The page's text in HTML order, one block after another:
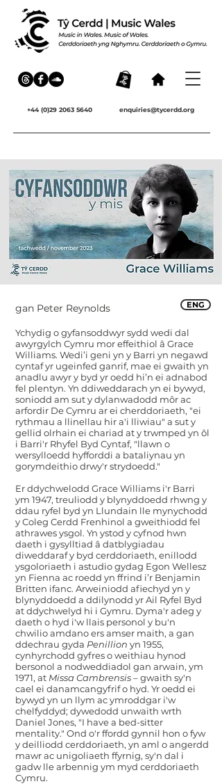
+44 (0)29 2063 5640 enquiries@tycerdd.org
gan Peter Reynolds
Ychydig o gyfansoddwyr sydd wedi dal
awyrgylch Cymru mor effeithiol â Grace
Williams. Wedi’i geni yn y Barri yn negawd
cyntaf yr ugeinfed ganrif, mae ei gwaith yn
anadlu awyr y byd yr oedd hi’n ei adnabod
fel plentyn. Yn ddiweddarach yn ei bywyd,
soniodd am sut y dylanwadodd môr ac
arfordir De Cymru ar ei cherddoriaeth, "ei
rythmau a llinellau hira'i lliwiau" a sut y
gellid olrhain ei chariad at y trwmped yn ôl
i Barri'r Rhyfel Byd Cyntaf, "llawn o
wersylloedd hyfforddi a bataliynau yn
gorymdeithio drwy'r strydoedd."
Er ddychwelodd Grace Williams i'r Barri
ym 1947, treuliodd y blynyddoedd rhwng y
ddau ryfel byd yn Llundain lle mynychodd
y Coleg Cerdd Frenhinol a gweithiodd fel
athrawes ysgol. Yn ystod y cyfnod hwn
daeth i gysylltiad â datblygiadau
diweddaraf y byd cerddoriaeth, enillodd
ysgoloriaeth i astudio gydag Egon Wellesz
yn Fienna ac roedd yn ffrind i’r Benjamin
Britten ifanc. Arweiniodd afiechyd yn y
blynyddoedd a ddilynodd yr Ail Ryfel Byd
at ddychwelyd hi i Gymru. Dyma'r adeg y
daeth o hyd i'w llais personol y bu'n
chwilio amdano ers amser maith, a gan
ddechrau gyda Penillion yn 1955,
cynhyrchodd gyfres o weithiau hynod
bersonol a nodweddiadol gan arwain, ym
1971, at Missa Cambrensis –gwaith sy'n
cael ei danamcangyfrif o hyd. Yr oedd ei
bywyd yn un llym ac ymroddgar i'w
chelfyddyd; dywedodd unwaith wrth
Daniel Jones, "I have a bed-sitter
mentality." Ond o'r ffordd gynnil hon o fyw
y deilliodd cerddoriaeth, yn aml o angerdd
mawr ac unigoliaeth ffyrnig, sy'n dal i
gadw lle arbennig ym myd cerddoriaeth
Cymru.
ENG